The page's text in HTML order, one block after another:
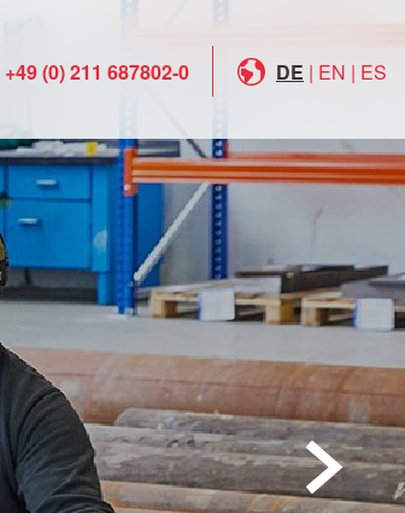
+49 (0) 211 687802-0 DE | EN | ES